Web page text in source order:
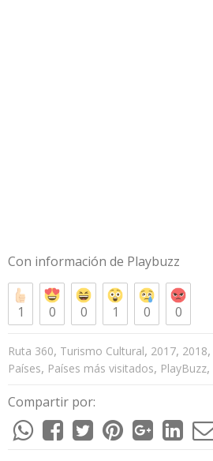
Con información de Playbuzz
1 0 0 1 0 0
Ruta 360, Turismo Cultural, 2017, 2018,
Países, Países más visitados, PlayBuzz,
Compartir por: